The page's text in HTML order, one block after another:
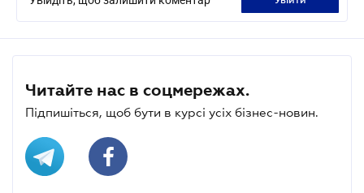
Читайте нас в соцмережах.
Підпишіться, щоб бути в курсі усіх бізнес-новин.